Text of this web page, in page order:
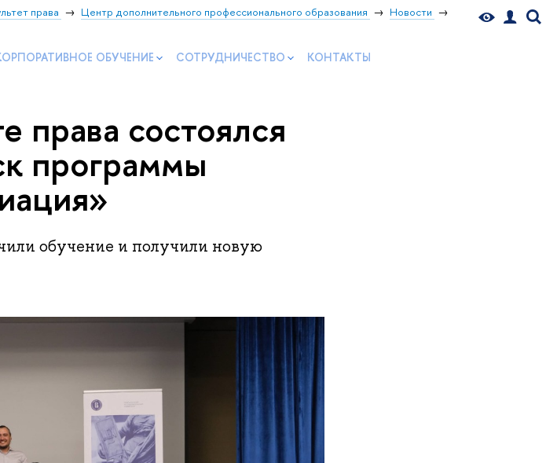
права Центр дополнительного профессионального образования
Новости
ОБУЧЕНИЕ СОТРУДНИЧЕСТВО КОНТАКТЫ
права состоялся
программы
обучение и получили новую